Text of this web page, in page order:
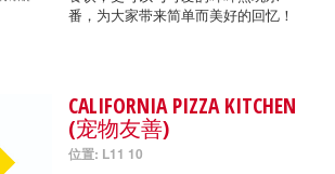
番，为大家带来简单而美好的回忆！
CALIFORNIA PIZZA KITCHEN
(宠物友善)
位置: L11 10